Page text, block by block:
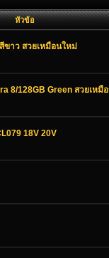
หัวข้อ
ขาว สวยเหมือนใหม่
8/128GB Green สวยเหมื
18V 20V